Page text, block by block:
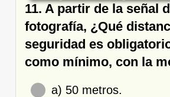
11. A partir de la señal
fotografía, ¿Qué
seguridad es
como mínimo, con la
a) 50 metros.